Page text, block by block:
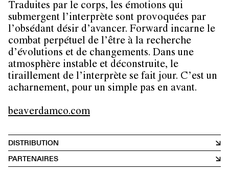
Traduites par le corps, les émotions qui
submergent l’interprète sont provoquées par
l’obsédant désir d’avancer. Forward incarne le
combat perpétuel de l’être à la recherche
d’évolutions et de changements. Dans une
atmosphère instable et déconstruite, le
tiraillement de l’interprète se fait jour. C’est un
acharnement, pour un simple pas en avant.
beaverdamco.com
DISTRIBUTION
PARTENAIRES